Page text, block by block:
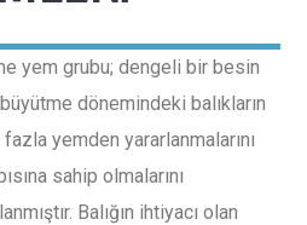
yem grubu; dengeli bir besin
dönemindeki balıkların
yemden yararlanmalarını
sahip olmalarını
Balığın ihtiyacı olan